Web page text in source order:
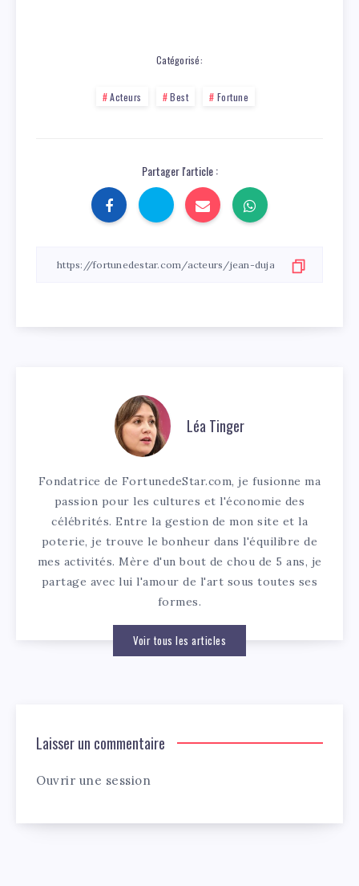
Catégorisé:
Acteurs Best Fortune
Partager l'article :
Léa Tinger
Fondatrice de FortunedeStar.com, je fusionne ma
passion pour les cultures et l'économie des
célébrités. Entre la gestion de mon site et la
poterie, je trouve le bonheur dans l'équilibre de
mes activités. Mère d'un bout de chou de 5 ans, je
partage avec lui l'amour de l'art sous toutes ses
formes.
Voir tous les articles
Laisser un commentaire
Ouvrir une session